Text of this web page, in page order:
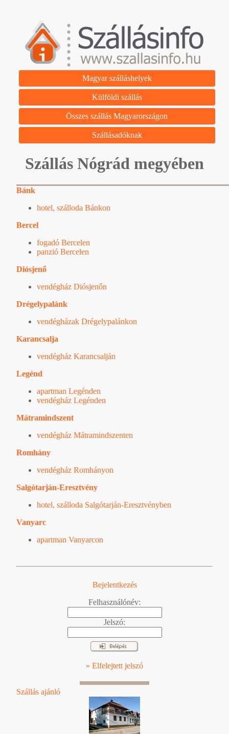
Magyar szálláshelyek
Külföldi szállás
Összes szállás Magyarországon
Szállásadóknak
Szállás Nógrád megyében
Bánk
hotel, szálloda Bánkon
Bercel
fogadó Bercelen
panzió Bercelen
Diósjenő
vendégház Diósjenőn
Drégelypalánk
vendégházak Drégelypalánkon
Karancsalja
vendégház Karancsalján
Legénd
apartman Legénden
vendégház Legénden
Mátramindszent
vendégház Mátramindszenten
Romhány
vendégház Romhányon
Salgótarján-Eresztvény
hotel, szálloda Salgótarján-Eresztvényben
Vanyarc
apartman Vanyarcon
Bejelentkezés
Felhasználónév:
Jelszó:
» Elfelejtett jelszó
Szállás ajánló